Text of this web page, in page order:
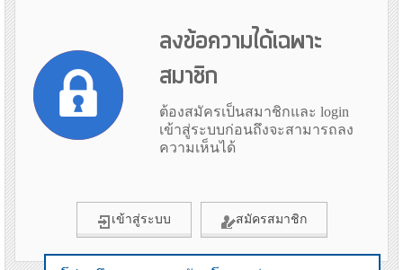
ลงข้อความได้เฉพาะ
สมาชิก
ต้องสมัครเป็นสมาชิกและ login
เข้าสู่ระบบก่อนถึงจะสามารถลง
ความเห็นได้
เข้าสู่ระบบ สมัครสมาชิก